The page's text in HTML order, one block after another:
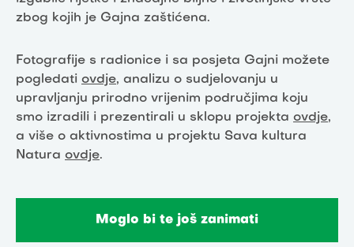
zbog kojih je Gajna zaštićena.
Fotografije s radionice i sa posjeta Gajni možete
pogledati ovdje, analizu o sudjelovanju u
upravljanju prirodno vrijenim područjima koju
smo izradili i prezentirali u sklopu projekta ovdje,
a više o aktivnostima u projektu Sava kultura
Natura ovdje.
Moglo bi te još zanimati